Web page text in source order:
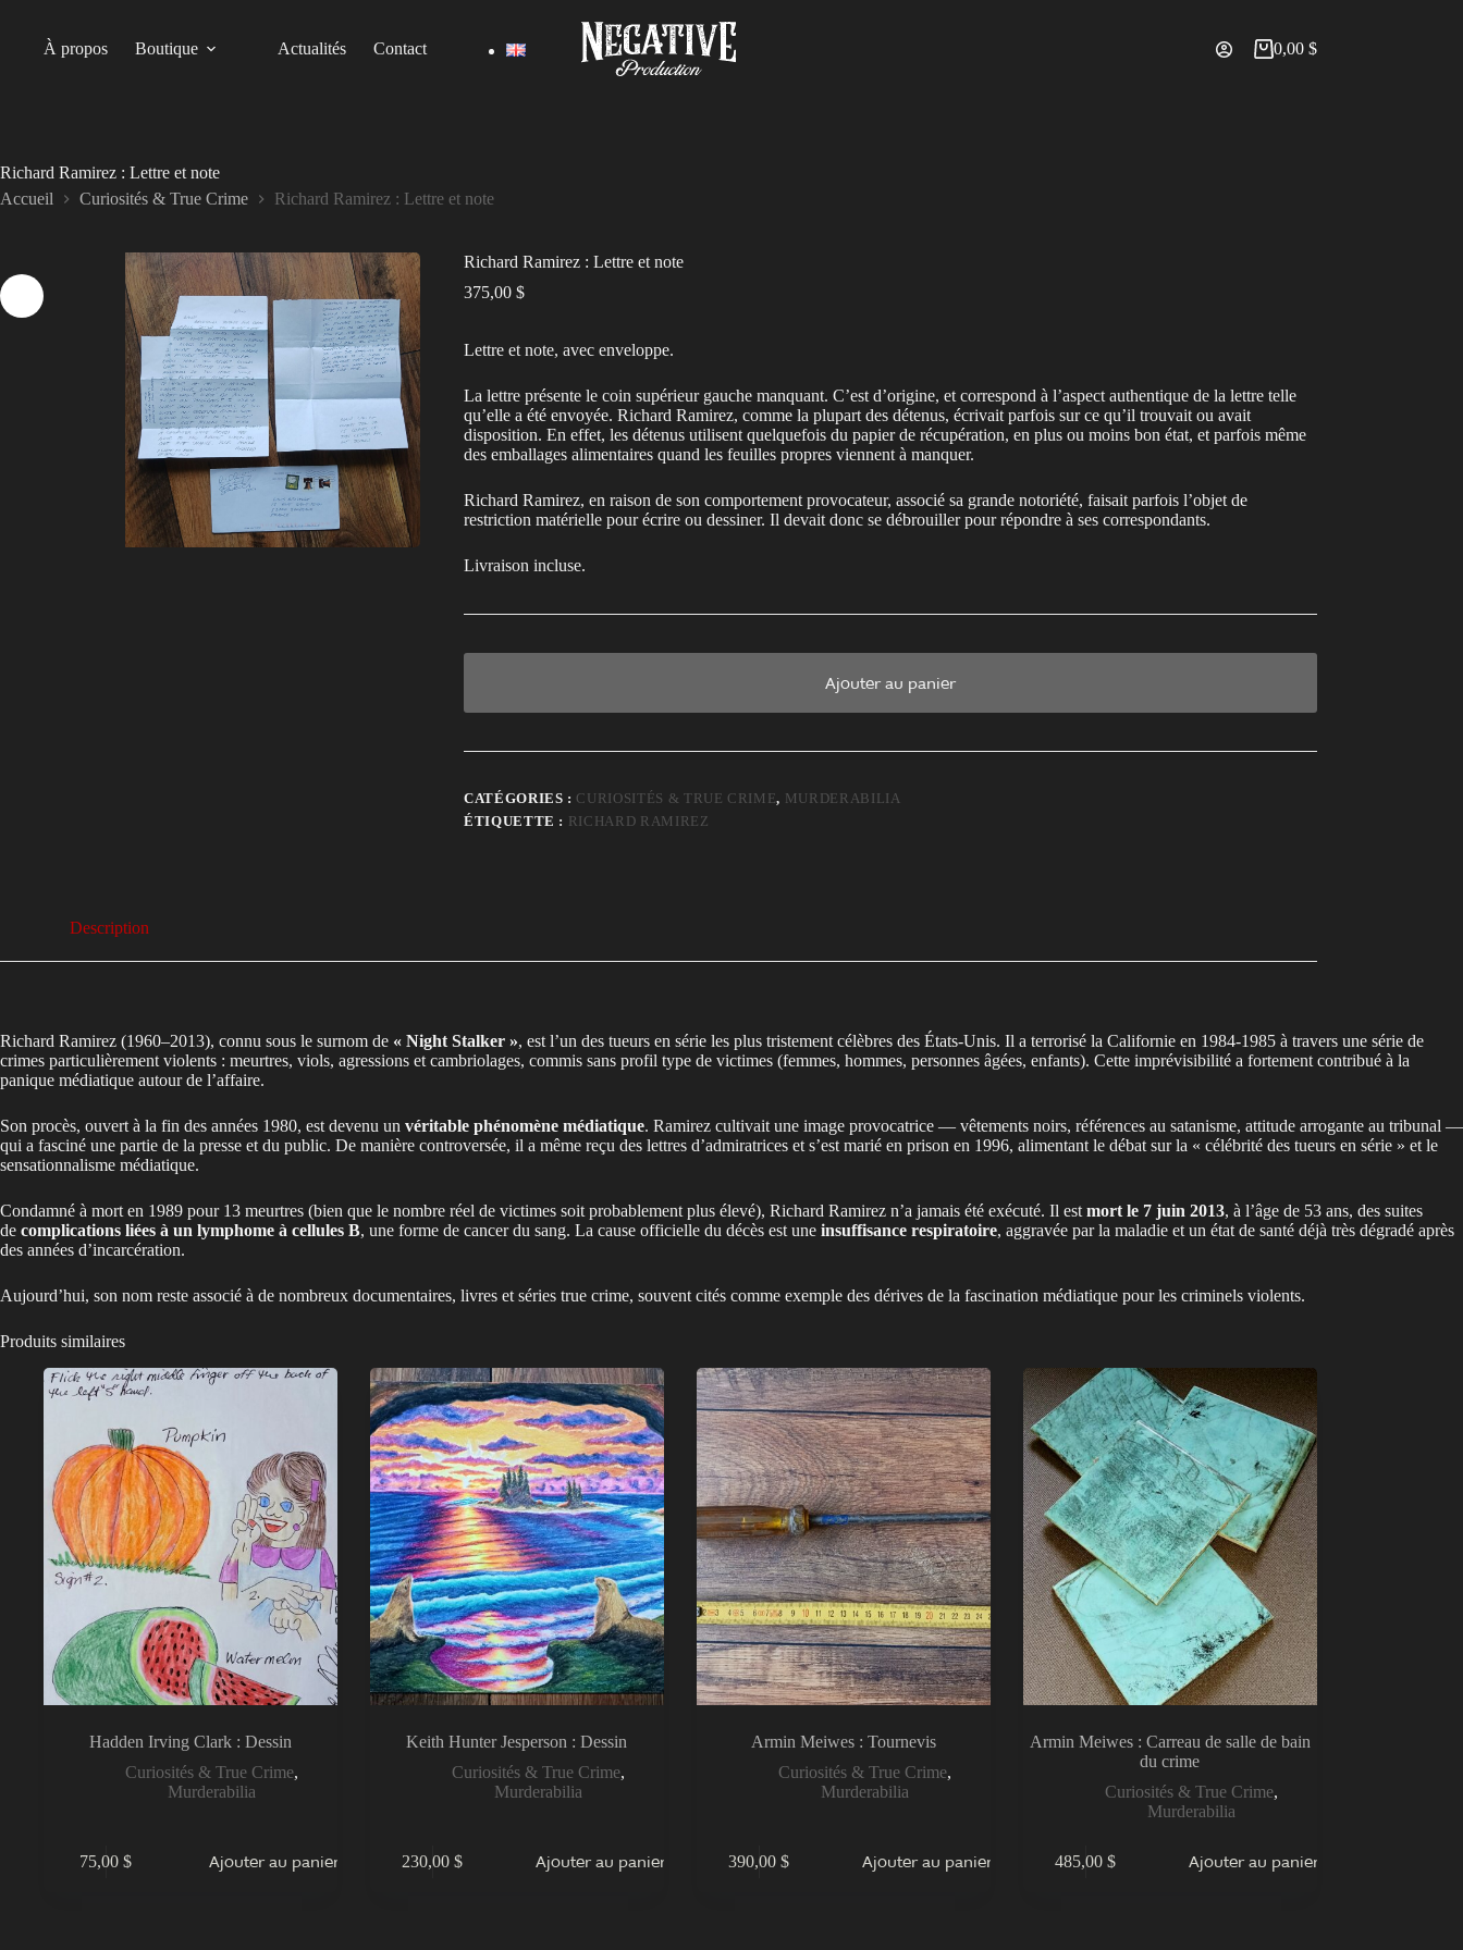
contenuÀ propos Boutique Actualités Contact
Panier
0,00 $
Richard Ramirez : Lettre et note
Accueil
Curiosités & True Crime Richard Ramirez : Lettre et note
Richard Ramirez : Lettre et note
375,00 $
Lettre et note, avec enveloppe.
La lettre présente le coin supérieur gauche manquant. C’est d’origine, et correspond à l’aspect authentique de la lettre telle
qu’elle a été envoyée. Richard Ramirez, comme la plupart des détenus, écrivait parfois sur ce qu’il trouvait ou avait
disposition. En effet, les détenus utilisent quelquefois du papier de récupération, en plus ou moins bon état, et parfois même
des emballages alimentaires quand les feuilles propres viennent à manquer.
Richard Ramirez, en raison de son comportement provocateur, associé sa grande notoriété, faisait parfois l’objet de
restriction matérielle pour écrire ou dessiner. Il devait donc se débrouiller pour répondre à ses correspondants.
Livraison incluse.
Ajouter au panier
CATÉGORIES : CURIOSITÉS & TRUE CRIME, MURDERABILIA
ÉTIQUETTE : RICHARD RAMIREZ
Description
Richard Ramirez (1960–2013), connu sous le surnom de « Night Stalker », est l’un des tueurs en série les plus tristement célèbres des États-Unis. Il a terrorisé la Californie en 1984-1985 à travers une série de
crimes particulièrement violents : meurtres, viols, agressions et cambriolages, commis sans profil type de victimes (femmes, hommes, personnes âgées, enfants). Cette imprévisibilité a fortement contribué à la
panique médiatique autour de l’affaire.
Son procès, ouvert à la fin des années 1980, est devenu un véritable phénomène médiatique. Ramirez cultivait une image provocatrice — vêtements noirs, références au satanisme, attitude arrogante au tribunal —
qui a fasciné une partie de la presse et du public. De manière controversée, il a même reçu des lettres d’admiratrices et s’est marié en prison en 1996, alimentant le débat sur la « célébrité des tueurs en série » et le
sensationnalisme médiatique.
Condamné à mort en 1989 pour 13 meurtres (bien que le nombre réel de victimes soit probablement plus élevé), Richard Ramirez n’a jamais été exécuté. Il est mort le 7 juin 2013, à l’âge de 53 ans, des suites
de complications liées à un lymphome à cellules B, une forme de cancer du sang. La cause officielle du décès est une insuffisance respiratoire, aggravée par la maladie et un état de santé déjà très dégradé après
des années d’incarcération.
Aujourd’hui, son nom reste associé à de nombreux documentaires, livres et séries true crime, souvent cités comme exemple des dérives de la fascination médiatique pour les criminels violents.
Produits similaires
Hadden Irving Clark : Dessin
Curiosités & True Crime,
Murderabilia
75,00$ Ajouter au panier
Keith Hunter Jesperson : Dessin
Curiosités & True Crime,
Murderabilia
230,00$ Ajouter au panier
Armin Meiwes : Tournevis
Curiosités & True Crime,
Murderabilia
390,00$ Ajouter au panier
Armin Meiwes : Carreau de salle de bain
du crime
Curiosités & True Crime,
Murderabilia
485,00$ Ajouter au panier